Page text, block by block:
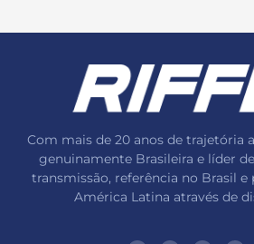
Com mais de 20 anos de trajetória
genuinamente Brasileira e líder
transmissão, referência no Brasil e
América Latina através de